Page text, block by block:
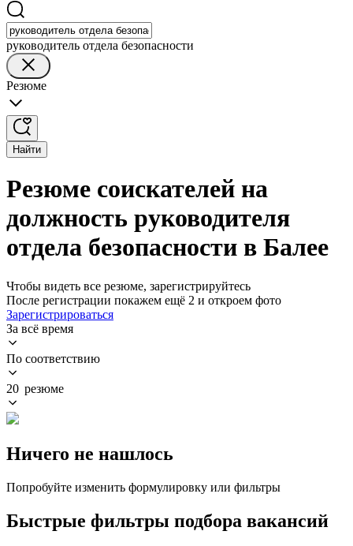
руководитель отдела безопасности
Резюме
Найти
Резюме соискателей на
должность руководителя
отдела безопасности в Балее
Чтобы видеть все резюме, зарегистрируйтесь
После регистрации покажем ещё 2 и откроем фото
Зарегистрироваться
За всё время
По соответствию
20 резюме
Ничего не нашлось
Попробуйте изменить формулировку или фильтры
Быстрые фильтры подбора вакансий